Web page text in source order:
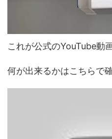
これが公式のYouTube動
何が出来るかはこちらで